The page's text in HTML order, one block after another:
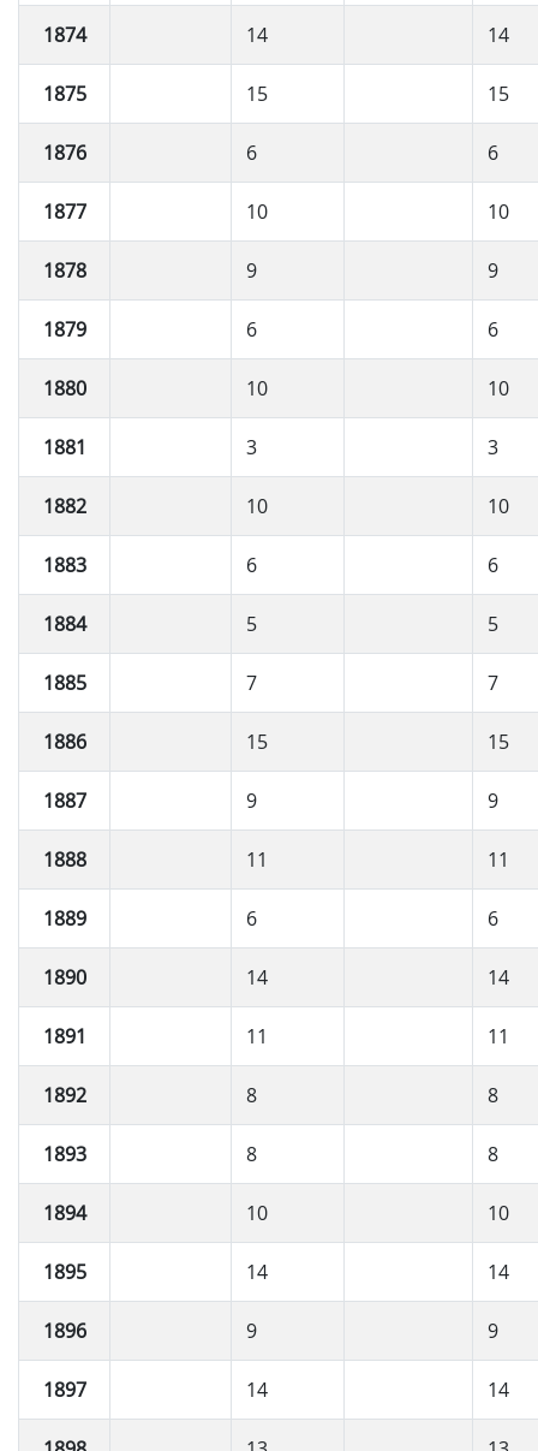
1874 14 14
1875 15 15
1876 6 6
1877 10 10
1878 9 9
1879 6 6
1880 10 10
1881 3 3
1882 10 10
1883 6 6
1884 5 5
1885 7 7
1886 15 15
1887 9 9
1888 11 11
1889 6 6
1890 14 14
1891 11 11
1892 8 8
1893 8 8
1894 10 10
1895 14 14
1896 9 9
1897 14 14